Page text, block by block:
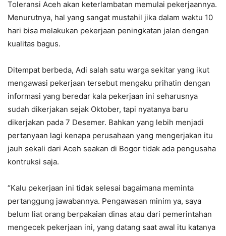
Toleransi Aceh akan keterlambatan memulai pekerjaannya.
Menurutnya, hal yang sangat mustahil jika dalam waktu 10
hari bisa melakukan pekerjaan peningkatan jalan dengan
kualitas bagus.
Ditempat berbeda, Adi salah satu warga sekitar yang ikut
mengawasi pekerjaan tersebut mengaku prihatin dengan
informasi yang beredar kala pekerjaan ini seharusnya
sudah dikerjakan sejak Oktober, tapi nyatanya baru
dikerjakan pada 7 Desemer. Bahkan yang lebih menjadi
pertanyaan lagi kenapa perusahaan yang mengerjakan itu
jauh sekali dari Aceh seakan di Bogor tidak ada pengusaha
kontruksi saja.
“Kalu pekerjaan ini tidak selesai bagaimana meminta
pertanggung jawabannya. Pengawasan minim ya, saya
belum liat orang berpakaian dinas atau dari pemerintahan
mengecek pekerjaan ini, yang datang saat awal itu katanya